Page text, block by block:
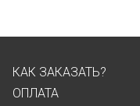
КАК ЗАКАЗАТЬ?
ОПЛАТА